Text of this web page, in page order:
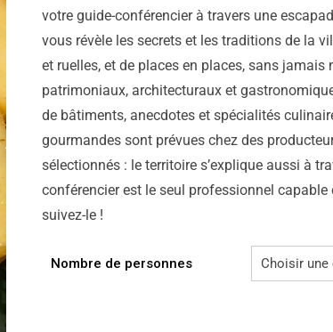
votre guide-conférencier à travers une
vous révèle les secrets et les traditions de la
et ruelles, et de places en places, sans jamais
patrimoniaux, architecturaux et
de bâtiments, anecdotes et spécialités
gourmandes sont prévues chez des
sélectionnés : le territoire s’explique aussi à
conférencier est le seul professionnel capable
suivez-le !
Nombre de personnes